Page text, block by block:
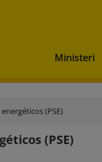
Ministeri
(PSE)
(PSE)